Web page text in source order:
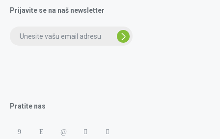
Prijavite se na naš newsletter
Pratite nas